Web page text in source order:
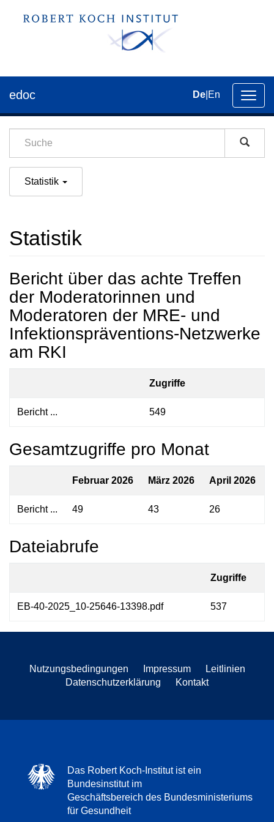
der
edoc De En
Statistik
Statistik
Bericht über das achte Treffen
der Moderatorinnen und
Moderatoren der MRE- und
Infektionspräventions-Netzwerke
am RKI
Zugriffe
Bericht ... 549
Gesamtzugriffe pro Monat
Februar 2026 März 2026 April 2026
Bericht ... 49 43 26
Dateiabrufe
Zugriffe
EB-40-2025_10-25646-13398.pdf 537
Nutzungsbedingungen Impressum
Leitlinien
Datenschutzerklärung
Kontakt
Das Robert Koch-Institut ist ein
Bundesinstitut im
Geschäftsbereich des Bundesministeriums
für Gesundheit